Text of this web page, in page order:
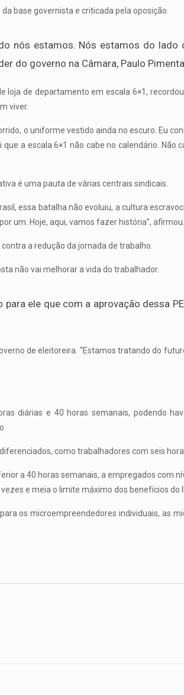
base governista e criticada pela oposição.
nós estamos. Nós estamos do
do governo na Câmara, Paulo Pimenta
loja de departamento em escala 6×1,
viver.
o uniforme vestido ainda no escuro. Eu
a escala 6×1 não cabe no calendário. Não
é uma pauta de várias centrais sindicais.
essa batalha não evoluiu, a cultura
um. Hoje, aqui, vamos fazer história”, afirmou.
a redução da jornada de trabalho.
não vai melhorar a vida do trabalhador.
ele que com a aprovação dessa
de eleitoreira. “Estamos tratando do
diárias e 40 horas semanais, podendo
como trabalhadores com seis
a 40 horas semanais, a empregados com
e meia o limite máximo dos benefícios do
os microempreendedores individuais, as